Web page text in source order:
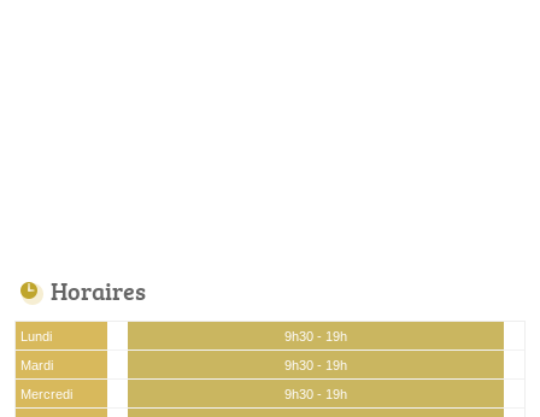
Horaires
Lundi
9h30 - 19h
Mardi
9h30 - 19h
Mercredi
9h30 - 19h